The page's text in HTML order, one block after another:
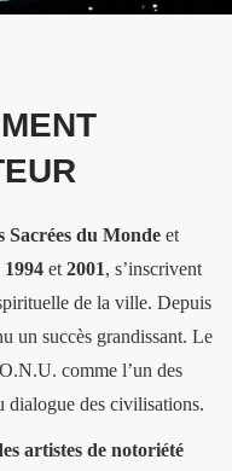
Sacrées du Monde et
1994 et 2001, s’inscrivent
de la ville. Depuis
un succès grandissant. Le
comme l’un des
dialogue des civilisations.
artistes de notoriété